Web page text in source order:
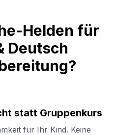
Helden für
Deutsch
statt Gruppenkurs
für Ihr Kind. Keine